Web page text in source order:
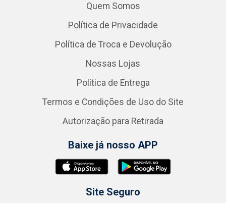
Quem Somos
Política de Privacidade
Política de Troca e Devolução
Nossas Lojas
Política de Entrega
Termos e Condições de Uso do Site
Autorização para Retirada
Baixe já nosso APP
Site Seguro